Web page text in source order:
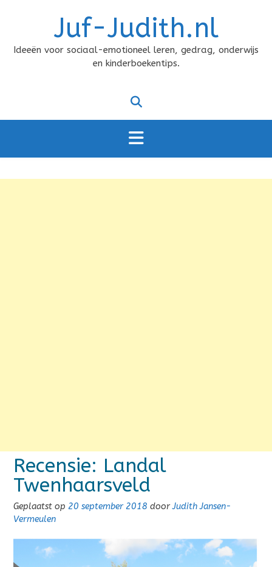
Juf-Judith.nl
Ideeën voor sociaal-emotioneel leren, gedrag, onderwijs
en kinderboekentips.
Recensie: Landal
Twenhaarsveld
Geplaatst op 20 september 2018 doorJudith Jansen-
Vermeulen